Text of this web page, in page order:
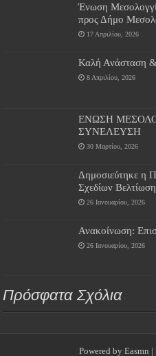
Ένωση
προς Δήμο
17 Απριλίου, 2026
Καλή Ανάσταση
8 Απριλίου, 2026
ΕΝΩΣΗ
ΣΥΝΕΛΕΥΣΗ
30 Μαρτίου, 2026
Δημοσιεύτηκε η
Σχεδίων
26 Ιανουαρίου, 2026
Ανακοίνωση:
26 Ιανουαρίου, 2026
Πρόσφατα Σχόλια
Powered by Easmn |